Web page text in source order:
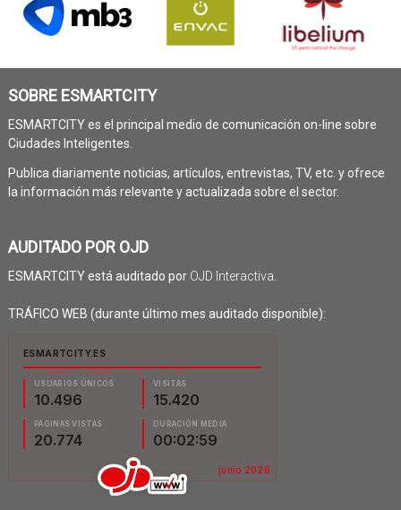
SOBRE ESMARTCITY
ESMARTCITY es el principal medio de comunicación on-line sobre
Ciudades Inteligentes.
Publica diariamente noticias, artículos, entrevistas, TV, etc. y ofrece
la información más relevante y actualizada sobre el sector.
AUDITADO POR OJD
ESMARTCITY está auditado por OJD Interactiva
TRÁFICO WEB (durante último mes auditado disponible):